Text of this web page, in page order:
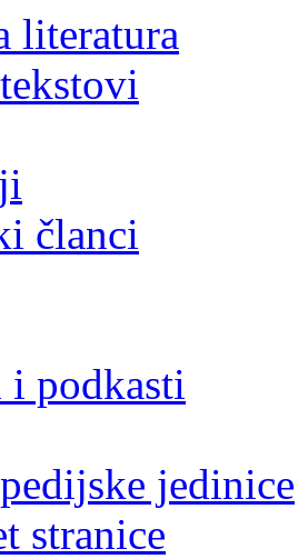
literatura
članci
podkasti
jedinice
stranice